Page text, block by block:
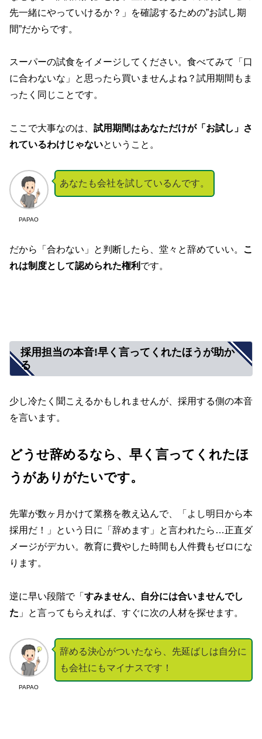
先一緒にやっていけるか？」を確認するための”お試し期
間”だからです。
スーパーの試食をイメージしてください。食べてみて「口
に合わないな」と思ったら買いませんよね？試用期間もま
ったく同じことです。
ここで大事なのは、 試用期間はあなただけが「お試し」さ
れているわけじゃないということ。
PAPAO
あなたも会社を試しているんです。
だから「合わない」と判断したら、堂々と辞めていい。 こ
れは制度として認められた権利 です。
採用担当の本音!早く言ってくれたほうが助か
る
少し冷たく聞こえるかもしれませんが、採用する側の本音
を言います。
どうせ辞めるなら、早く言ってくれたほ
うがありがたいです。
先輩が数ヶ月かけて業務を教え込んで、「よし明日から本
採用だ！」という日に「辞めます」と言われたら…正直ダ
メージがデカい。教育に費やした時間も人件費もゼロにな
ります。
逆に早い段階で「 すみません、自分には合いませんでし
た 」と言ってもらえれば、すぐに次の人材を探せます。
PAPAO
辞める決心がついたなら、先延ばしは自分に
も会社にもマイナスです！